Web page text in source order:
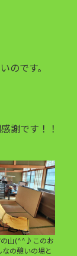
のです。
謝です！！
の山(^^♪このお
の憩いの場と